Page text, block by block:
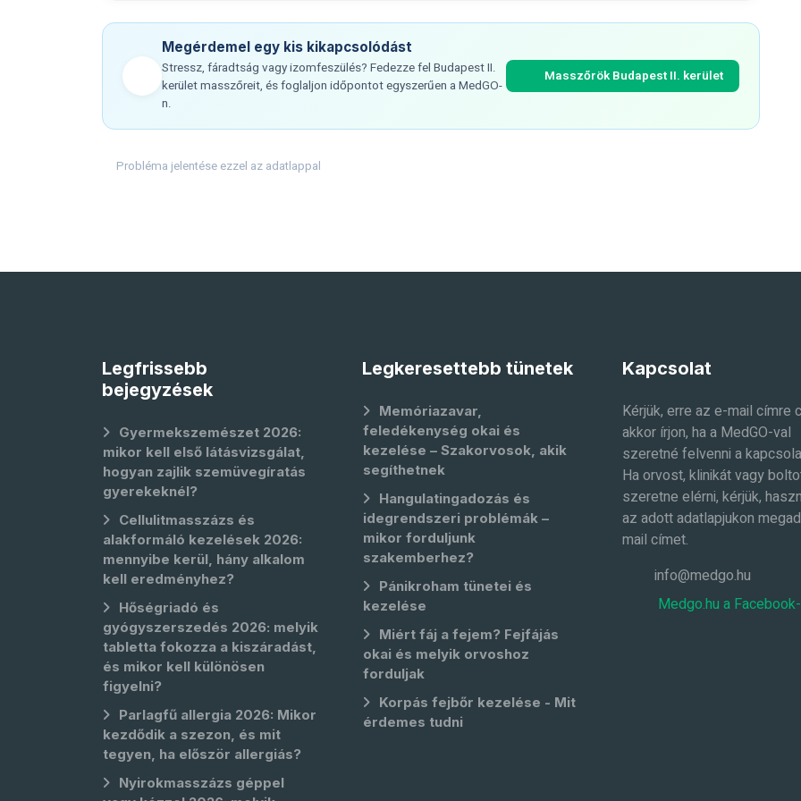
Megérdemel egy kis kikapcsolódást
Stressz, fáradtság vagy izomfeszülés? Fedezze fel Budapest II.
kerület masszőreit, és foglaljon időpontot egyszerűen a MedGO-
n.
Masszőrök Budapest II. kerület
Probléma jelentése ezzel az adatlappal
Legfrissebb
bejegyzések
Gyermekszemészet 2026:
mikor kell első látásvizsgálat,
hogyan zajlik szemüvegíratás
gyerekeknél?
Cellulitmasszázs és
alakformáló kezelések 2026:
mennyibe kerül, hány alkalom
kell eredményhez?
Hőségriadó és
gyógyszerszedés 2026: melyik
tabletta fokozza a kiszáradást,
és mikor kell különösen
figyelni?
Parlagfű allergia 2026: Mikor
kezdődik a szezon, és mit
tegyen, ha először allergiás?
Nyirokmasszázs géppel
Legkeresettebb tünetek
Memóriazavar,
feledékenység okai és
kezelése – Szakorvosok, akik
segíthetnek
Hangulatingadozás és
idegrendszeri problémák –
mikor forduljunk
szakemberhez?
Pánikroham tünetei és
kezelése
Miért fáj a fejem? Fejfájás
okai és melyik orvoshoz
forduljak
Korpás fejbőr kezelése - Mit
érdemes tudni
Kapcsolat
Kérjük, erre az e-mail címre
akkor írjon, ha a MedGO-val
szeretné felvenni a
Ha orvost, klinikát vagy
szeretne elérni, kérjük,
az adott adatlapjukon
mail címet.
info@medgo.hu
Medgo.hu a